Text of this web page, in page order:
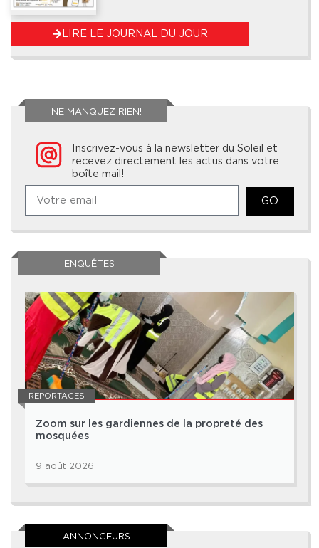
LIRE LE JOURNAL DU JOUR
NE MANQUEZ RIEN!
Inscrivez-vous à la newsletter du Soleil et
recevez directement les actus dans votre
boîte mail!
GO
ENQUÊTES
REPORTAGES
Zoom sur les gardiennes de la propreté des
mosquées
9 août 2026
ANNONCEURS